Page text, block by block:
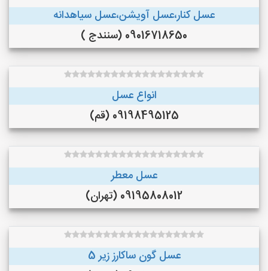
عسل کنار،عسل آویشن،عسل سیاهدانه
09016718650 (سنندج )
انواع عسل
09198495125 (قم)
عسل معطر
09195808012 (تهران)
عسل گون ساکارز زیر 5